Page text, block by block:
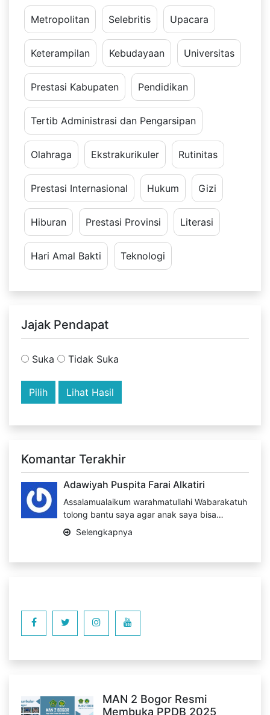
Metropolitan Selebritis Upacara
Keterampilan Kebudayaan Universitas
Prestasi Kabupaten Pendidikan
Tertib Administrasi dan Pengarsipan
Olahraga Ekstrakurikuler Rutinitas
Prestasi Internasional Hukum Gizi
Hiburan Prestasi Provinsi Literasi
Hari Amal Bakti Teknologi
Jajak Pendapat
Suka Tidak Suka
Lihat Hasil
Komantar Terakhir
Adawiyah Puspita Farai Alkatiri
Assalamualaikum warahmatullahi Wabarakatuh
tolong bantu saya agar anak saya bisa…
Selengkapnya
MAN 2 Bogor Resmi
Membuka PPDB 2025